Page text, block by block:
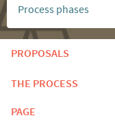
Process phases
PROPOSALS
THE PROCESS
PAGE